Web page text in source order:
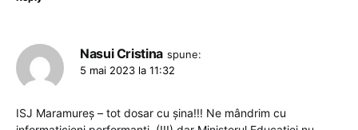
Nasui Cristina spune:
5 mai 2023 la 11:32
ISJ Maramureș – tot dosar cu șina!!! Ne mândrim cu